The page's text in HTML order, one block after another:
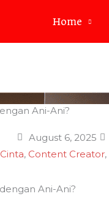
Home
Ani-Ani?
August 6, 2025
Cinta, Content Creator,
Ani-Ani?